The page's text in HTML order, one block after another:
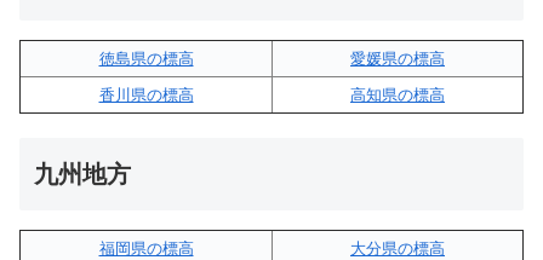
徳島県の標高
愛媛県の標高
香川県の標高
高知県の標高
九州地方
福岡県の標高
大分県の標高